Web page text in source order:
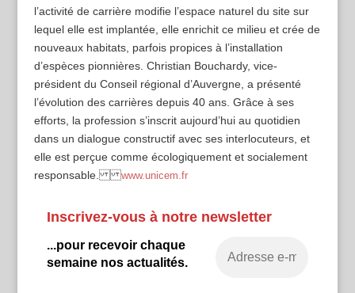
l’activité de carrière modifie l’espace naturel du site sur
lequel elle est implantée, elle enrichit ce milieu et crée de
nouveaux habitats, parfois propices à l’installation
d’espèces pionnières. Christian Bouchardy, vice-
président du Conseil régional d’Auvergne, a présenté
l’évolution des carrières depuis 40 ans. Grâce à ses
efforts, la profession s’inscrit aujourd’hui au quotidien
dans un dialogue constructif avec ses interlocuteurs, et
elle est perçue comme écologiquement et socialement
responsable.www.unicem.fr
Inscrivez-vous à notre newsletter
...pour recevoir chaque
semaine nos actualités.